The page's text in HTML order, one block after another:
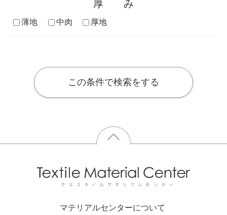
厚み
薄地 中肉 厚地
この条件で検索をする
マテリアルセンターについて